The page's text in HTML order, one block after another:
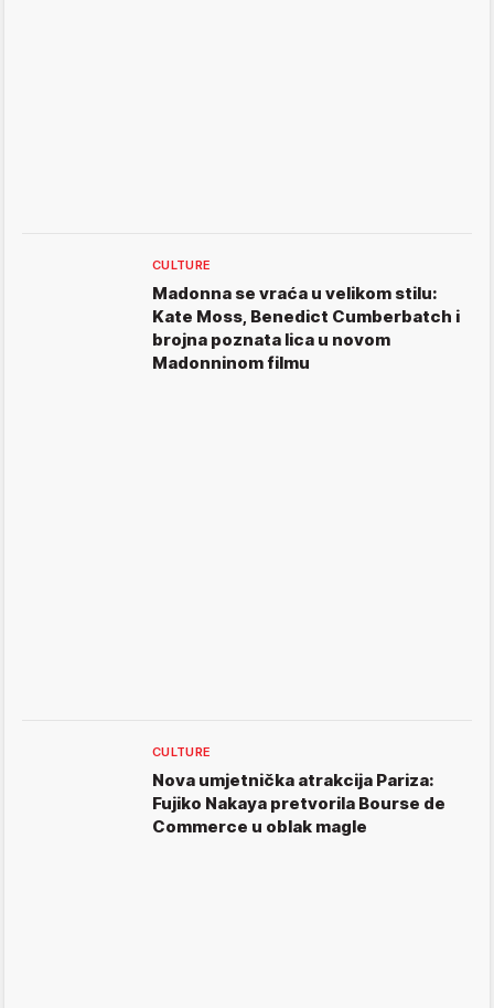
CULTURE
Madonna se vraća u velikom stilu:
Kate Moss, Benedict Cumberbatch i
brojna poznata lica u novom
Madonninom filmu
CULTURE
Nova umjetnička atrakcija Pariza:
Fujiko Nakaya pretvorila Bourse de
Commerce u oblak magle